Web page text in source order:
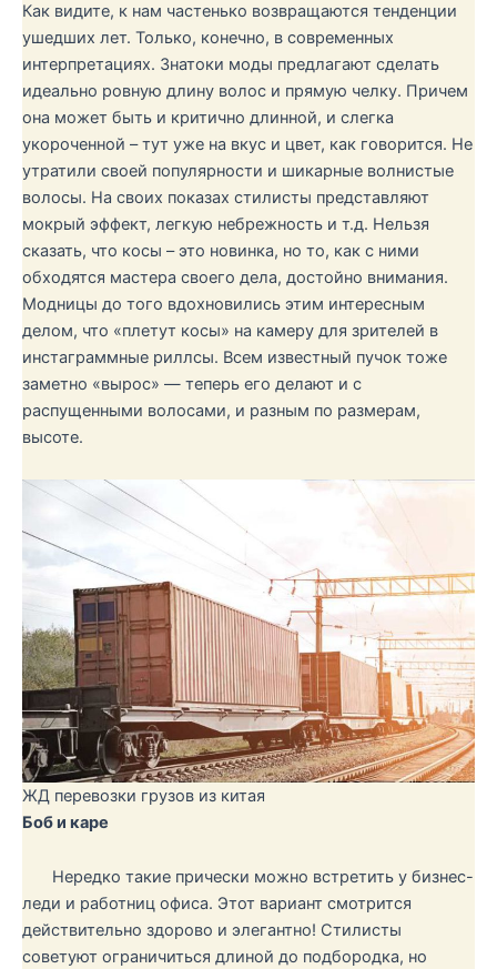
Как видите, к нам частенько возвращаются тенденции
ушедших лет. Только, конечно, в современных
интерпретациях. Знатоки моды предлагают сделать
идеально ровную длину волос и прямую челку. Причем
она может быть и критично длинной, и слегка
укороченной – тут уже на вкус и цвет, как говорится. Не
утратили своей популярности и шикарные волнистые
волосы. На своих показах стилисты представляют
мокрый эффект, легкую небрежность и т.д. Нельзя
сказать, что косы – это новинка, но то, как с ними
обходятся мастера своего дела, достойно внимания.
Модницы до того вдохновились этим интересным
делом, что «плетут косы» на камеру для зрителей в
инстаграммные риллсы. Всем известный пучок тоже
заметно «вырос» — теперь его делают и с
распущенными волосами, и разным по размерам,
высоте.
ЖД перевозки грузов из китая
Боб и каре
Нередко такие прически можно встретить у бизнес-
леди и работниц офиса. Этот вариант смотрится
действительно здорово и элегантно! Стилисты
советуют ограничиться длиной до подбородка, но